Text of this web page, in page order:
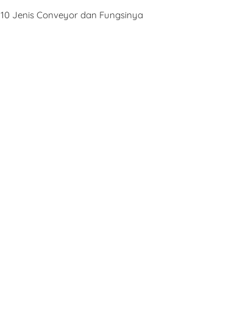
10 Jenis Conveyor dan Fungsinya